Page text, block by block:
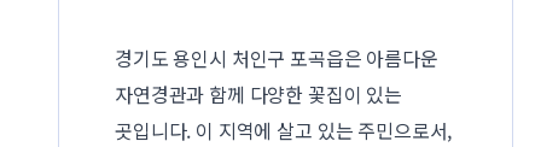
경기도 용인시 처인구 포곡읍은 아름다운
자연경관과 함께 다양한 꽃집이 있는
곳입니다. 이 지역에 살고 있는 주민으로서,